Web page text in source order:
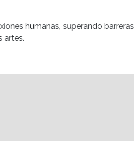
humanas, superando barreras
artes.